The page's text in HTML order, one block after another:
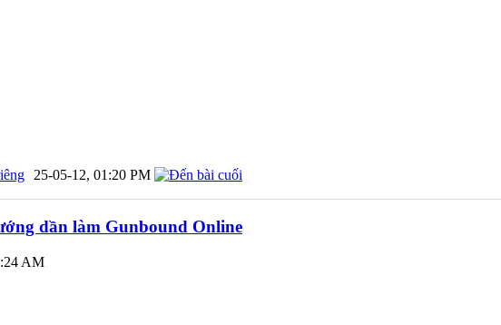
25-05-12, 01:20 PM
dần làm Gunbound Online
AM